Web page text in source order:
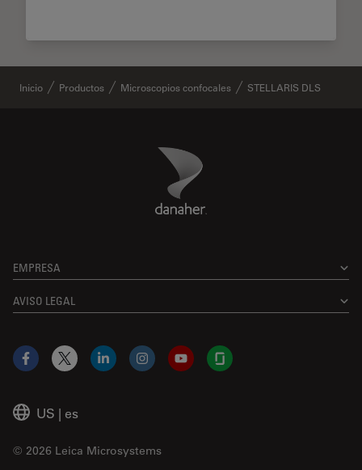
Inicio Productos Microscopios confocales STELLARIS DLS
Danaher Logo
EMPRESA
AVISO LEGAL
US | es
© 2026 Leica Microsystems
Facebook
X LinkedInInstagramYouTubeGlassdoor